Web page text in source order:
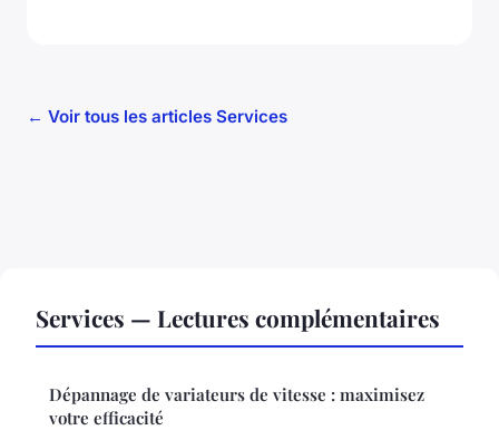
← Voir tous les articles Services
Services — Lectures complémentaires
Dépannage de variateurs de vitesse : maximisez
votre efficacité